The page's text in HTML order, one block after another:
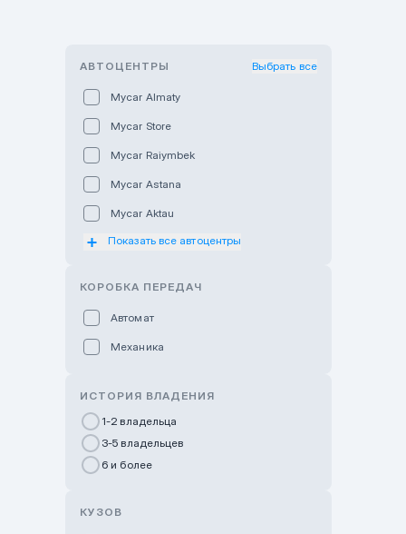
АВТОЦЕНТРЫ Выбрать все
Mycar Almaty
Mycar Store
Mycar Raiymbek
Mycar Astana
Mycar Aktau
Mycar Uralsk
GWM Nurly Zhol
Chery Astana
Показать все автоцентры
КОРОБКА ПЕРЕДАЧ
Автомат
Механика
ИСТОРИЯ ВЛАДЕНИЯ
1-2 владельца
3-5 владельцев
6 и более
КУЗОВ